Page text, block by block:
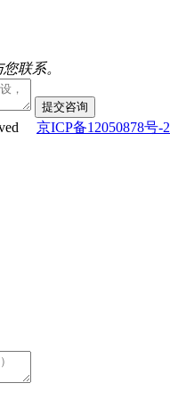
联系。
提交咨询
京ICP备12050878号-2